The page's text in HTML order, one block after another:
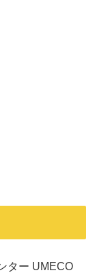
ター UMECO